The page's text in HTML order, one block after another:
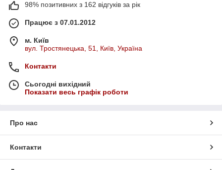
98% позитивних з 162 відгуків за рік
Працює з 07.01.2012
м. Київ
вул. Тростянецька, 51, Київ, Україна
Контакти
Сьогодні вихідний
Показати весь графік роботи
Про нас
Контакти